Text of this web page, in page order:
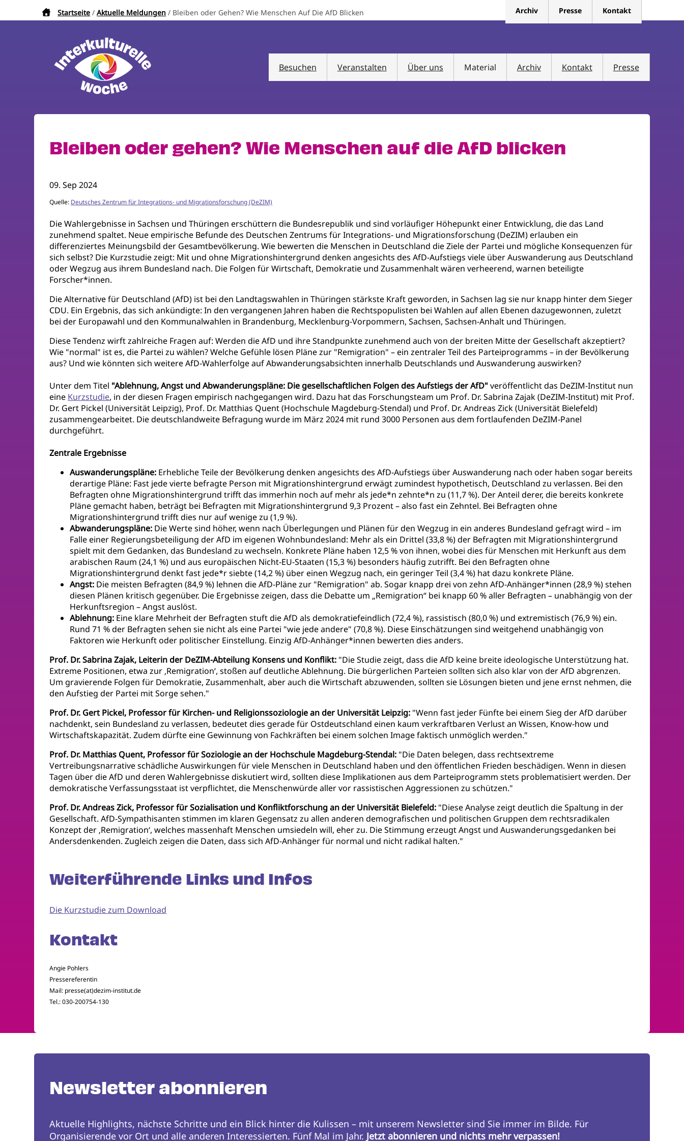
Pfadnavigation
Startseite Aktuelle Meldungen Bleiben oder Gehen? Wie Menschen Auf Die AfD Blicken Archiv Presse Kontakt
Besuchen Veranstalten Über uns Material Archiv Kontakt Presse
Bleiben oder gehen? Wie Menschen auf die AfD blicken
09. Sep 2024
Quelle: Deutsches Zentrum für Integrations- und Migrationsforschung (DeZIM)
Die Wahlergebnisse in Sachsen und Thüringen erschüttern die Bundesrepublik und sind vorläufiger Höhepunkt einer Entwicklung, die das Land
zunehmend spaltet. Neue empirische Befunde des Deutschen Zentrums für Integrations- und Migrationsforschung (DeZIM) erlauben ein
differenziertes Meinungsbild der Gesamtbevölkerung. Wie bewerten die Menschen in Deutschland die Ziele der Partei und mögliche Konsequenzen für
sich selbst? Die Kurzstudie zeigt: Mit und ohne Migrationshintergrund denken angesichts des AfD-Aufstiegs viele über Auswanderung aus Deutschland
oder Wegzug aus ihrem Bundesland nach. Die Folgen für Wirtschaft, Demokratie und Zusammenhalt wären verheerend, warnen beteiligte
Forscher*innen.
Die Alternative für Deutschland (AfD) ist bei den Landtagswahlen in Thüringen stärkste Kraft geworden, in Sachsen lag sie nur knapp hinter dem Sieger
CDU. Ein Ergebnis, das sich ankündigte: In den vergangenen Jahren haben die Rechtspopulisten bei Wahlen auf allen Ebenen dazugewonnen, zuletzt
bei der Europawahl und den Kommunalwahlen in Brandenburg, Mecklenburg-Vorpommern, Sachsen, Sachsen-Anhalt und Thüringen.
Diese Tendenz wirft zahlreiche Fragen auf: Werden die AfD und ihre Standpunkte zunehmend auch von der breiten Mitte der Gesellschaft akzeptiert?
Wie "normal" ist es, die Partei zu wählen? Welche Gefühle lösen Pläne zur "Remigration" – ein zentraler Teil des Parteiprogramms – in der Bevölkerung
aus? Und wie könnten sich weitere AfD-Wahlerfolge auf Abwanderungsabsichten innerhalb Deutschlands und Auswanderung auswirken?
Unter dem Titel "Ablehnung, Angst und Abwanderungspläne: Die gesellschaftlichen Folgen des Aufstiegs der AfD"veröffentlicht das DeZIM-Institut nun
eine Kurzstudie, in der diesen Fragen empirisch nachgegangen wird. Dazu hat das Forschungsteam um Prof. Dr. Sabrina Zajak (DeZIM-Institut) mit Prof.
Dr. Gert Pickel (Universität Leipzig), Prof. Dr. Matthias Quent (Hochschule Magdeburg-Stendal) und Prof. Dr. Andreas Zick (Universität Bielefeld)
zusammengearbeitet. Die deutschlandweite Befragung wurde im März 2024 mit rund 3000 Personen aus dem fortlaufenden DeZIM-Panel
durchgeführt.
Zentrale Ergebnisse
Auswanderungspläne: Erhebliche Teile der Bevölkerung denken angesichts des AfD-Aufstiegs über Auswanderung nach oder haben sogar bereits
derartige Pläne: Fast jede vierte befragte Person mit Migrationshintergrund erwägt zumindest hypothetisch, Deutschland zu verlassen. Bei den
Befragten ohne Migrationshintergrund trifft das immerhin noch auf mehr als jede*n zehnte*n zu (11,7 %). Der Anteil derer, die bereits konkrete
Pläne gemacht haben, beträgt bei Befragten mit Migrationshintergrund 9,3 Prozent – also fast ein Zehntel. Bei Befragten ohne
Migrationshintergrund trifft dies nur auf wenige zu (1,9 %).
Abwanderungspläne: Die Werte sind höher, wenn nach Überlegungen und Plänen für den Wegzug in ein anderes Bundesland gefragt wird – im
Falle einer Regierungsbeteiligung der AfD im eigenen Wohnbundesland: Mehr als ein Drittel (33,8 %) der Befragten mit Migrationshintergrund
spielt mit dem Gedanken, das Bundesland zu wechseln. Konkrete Pläne haben 12,5 % von ihnen, wobei dies für Menschen mit Herkunft aus dem
arabischen Raum (24,1 %) und aus europäischen Nicht-EU-Staaten (15,3 %) besonders häufig zutrifft. Bei den Befragten ohne
Migrationshintergrund denkt fast jede*r siebte (14,2 %) über einen Wegzug nach, ein geringer Teil (3,4 %) hat dazu konkrete Pläne.
Angst: Die meisten Befragten (84,9 %) lehnen die AfD-Pläne zur "Remigration" ab. Sogar knapp drei von zehn AfD-Anhänger*innen (28,9 %) stehen
diesen Plänen kritisch gegenüber. Die Ergebnisse zeigen, dass die Debatte um „Remigration“ bei knapp 60 % aller Befragten – unabhängig von der
Herkunftsregion – Angst auslöst.
Ablehnung: Eine klare Mehrheit der Befragten stuft die AfD als demokratiefeindlich (72,4 %), rassistisch (80,0 %) und extremistisch (76,9 %) ein.
Rund 71 % der Befragten sehen sie nicht als eine Partei "wie jede andere" (70,8 %). Diese Einschätzungen sind weitgehend unabhängig von
Faktoren wie Herkunft oder politischer Einstellung. Einzig AfD-Anhänger*innen bewerten dies anders.
Prof. Dr. Sabrina Zajak, Leiterin der DeZIM-Abteilung Konsens und Konflikt: "Die Studie zeigt, dass die AfD keine breite ideologische Unterstützung hat.
Extreme Positionen, etwa zur ‚Remigration‘, stoßen auf deutliche Ablehnung. Die bürgerlichen Parteien sollten sich also klar von der AfD abgrenzen.
Um gravierende Folgen für Demokratie, Zusammenhalt, aber auch die Wirtschaft abzuwenden, sollten sie Lösungen bieten und jene ernst nehmen, die
den Aufstieg der Partei mit Sorge sehen."
Prof. Dr. Gert Pickel, Professor für Kirchen- und Religionssoziologie an der Universität Leipzig: "Wenn fast jeder Fünfte bei einem Sieg der AfD darüber
nachdenkt, sein Bundesland zu verlassen, bedeutet dies gerade für Ostdeutschland einen kaum verkraftbaren Verlust an Wissen, Know-how und
Wirtschaftskapazität. Zudem dürfte eine Gewinnung von Fachkräften bei einem solchen Image faktisch unmöglich werden."
Prof. Dr. Matthias Quent, Professor für Soziologie an der Hochschule Magdeburg-Stendal: "Die Daten belegen, dass rechtsextreme
Vertreibungsnarrative schädliche Auswirkungen für viele Menschen in Deutschland haben und den öffentlichen Frieden beschädigen. Wenn in diesen
Tagen über die AfD und deren Wahlergebnisse diskutiert wird, sollten diese Implikationen aus dem Parteiprogramm stets problematisiert werden. Der
demokratische Verfassungsstaat ist verpflichtet, die Menschenwürde aller vor rassistischen Aggressionen zu schützen."
Prof. Dr. Andreas Zick, Professor für Sozialisation und Konfliktforschung an der Universität Bielefeld: "Diese Analyse zeigt deutlich die Spaltung in der
Gesellschaft. AfD-Sympathisanten stimmen im klaren Gegensatz zu allen anderen demografischen und politischen Gruppen dem rechtsradikalen
Konzept der ‚Remigration‘, welches massenhaft Menschen umsiedeln will, eher zu. Die Stimmung erzeugt Angst und Auswanderungsgedanken bei
Andersdenkenden. Zugleich zeigen die Daten, dass sich AfD-Anhänger für normal und nicht radikal halten."
Weiterführende Links und Infos
Die Kurzstudie zum Download
Kontakt
Angie Pohlers
Pressereferentin
Mail: presse(at)dezim-institut.de
Tel.: 030-200754-130
Newsletter abonnieren
Aktuelle Highlights, nächste Schritte und ein Blick hinter die Kulissen – mit unserem Newsletter sind Sie immer im Bilde. Für
Organisierende vor Ort und alle anderen Interessierten. Fünf Mal im Jahr. Jetzt abonnieren und nichts mehr verpassen!